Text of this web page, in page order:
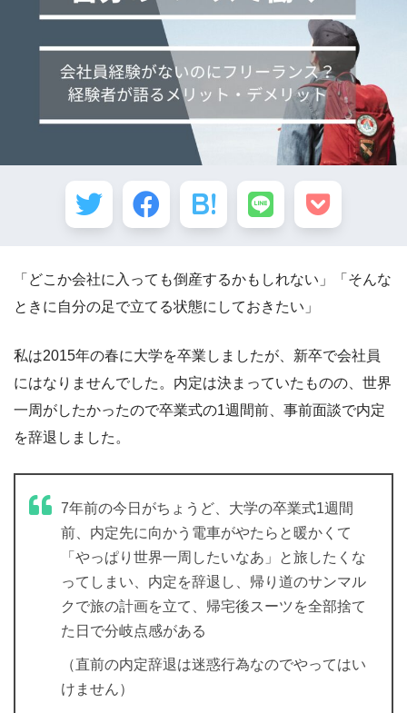
「どこか会社に入っても倒産するかもしれない」「そんな
ときに自分の足で立てる状態にしておきたい」
私は2015年の春に大学を卒業しましたが、新卒で会社員
にはなりませんでした。内定は決まっていたものの、世界
一周がしたかったので卒業式の1週間前、事前面談で内定
を辞退しました。
7年前の今日がちょうど、大学の卒業式1週間
前、内定先に向かう電車がやたらと暖かくて
「やっぱり世界一周したいなあ」と旅したくな
ってしまい、内定を辞退し、帰り道のサンマル
クで旅の計画を立て、帰宅後スーツを全部捨て
た日で分岐点感がある
（直前の内定辞退は迷惑行為なのでやってはい
けません）